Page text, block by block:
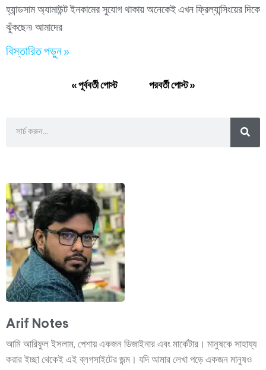
হ্যান্ডসাম অ্যামাউন্ট ইনকামের সুযোগ থাকায় অনেকেই এখন ফ্রিল্যান্সিংয়ের দিকে
ঝুঁকছেন৷ আমাদের
বিস্তারিত পড়ুন »
« পূর্ববর্তী পোস্ট পরবর্তী পোস্ট »
Arif Notes
আমি আরিফুল ইসলাম, পেশায় একজন ডিজাইনার এবং মার্কেটার। মানুষকে সাহায্য
করার ইচ্ছা থেকেই এই ব্লগসাইটের জন্ম। যদি আমার লেখা পড়ে একজন মানুষও